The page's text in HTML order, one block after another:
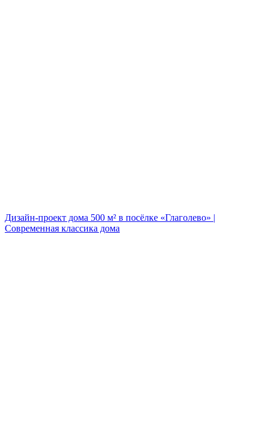
Дизайн-проект дома 500 м² в посёлке «Глаголево» |
Современная классика дома